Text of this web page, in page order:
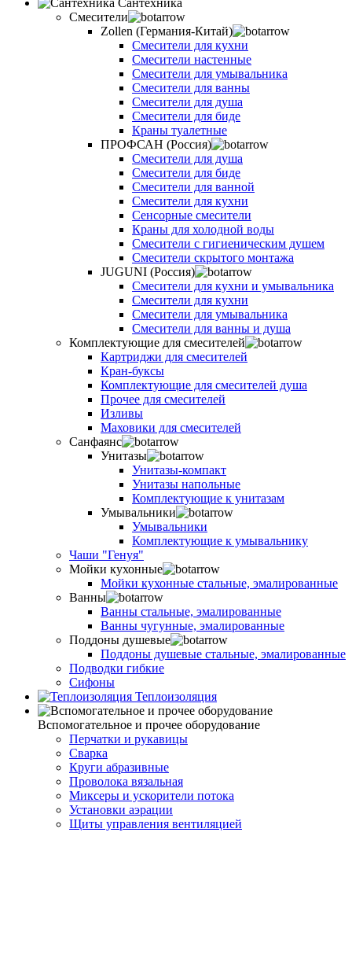
Смесители
Zollen (Германия-Китай)
Смесители для кухни
Смесители настенные
Смесители для умывальника
Смесители для ванны
Смесители для душа
Смесители для биде
Краны туалетные
ПРОФСАН (Россия)
Смесители для душа
Смесители для биде
Смесители для ванной
Смесители для кухни
Сенсорные смесители
Краны для холодной воды
Смесители с гигиеническим душем
Смесители скрытого монтажа
JUGUNI (Россия)
Смесители для кухни и умывальника
Смесители для кухни
Смесители для умывальника
Смесители для ванны и душа
Комплектующие для смесителей
Картриджи для смесителей
Кран-буксы
Комплектующие для смесителей душа
Прочее для смесителей
Изливы
Маховики для смесителей
Санфаянс
Унитазы
Унитазы-компакт
Унитазы напольные
Комплектующие к унитазам
Умывальники
Умывальники
Комплектующие к умывальнику
Чаши "Генуя"
Мойки кухонные
Мойки кухонные стальные, эмалированные
Ванны
Ванны стальные, эмалированные
Ванны чугунные, эмалированные
Поддоны душевые
Поддоны душевые стальные, эмалированные
Подводки гибкие
Сифоны
Теплоизоляция
Вспомогательное и прочее оборудование
Перчатки и рукавицы
Сварка
Круги абразивные
Проволока вязальная
Миксеры и ускорители потока
Установки аэрации
Щиты управления вентиляцией